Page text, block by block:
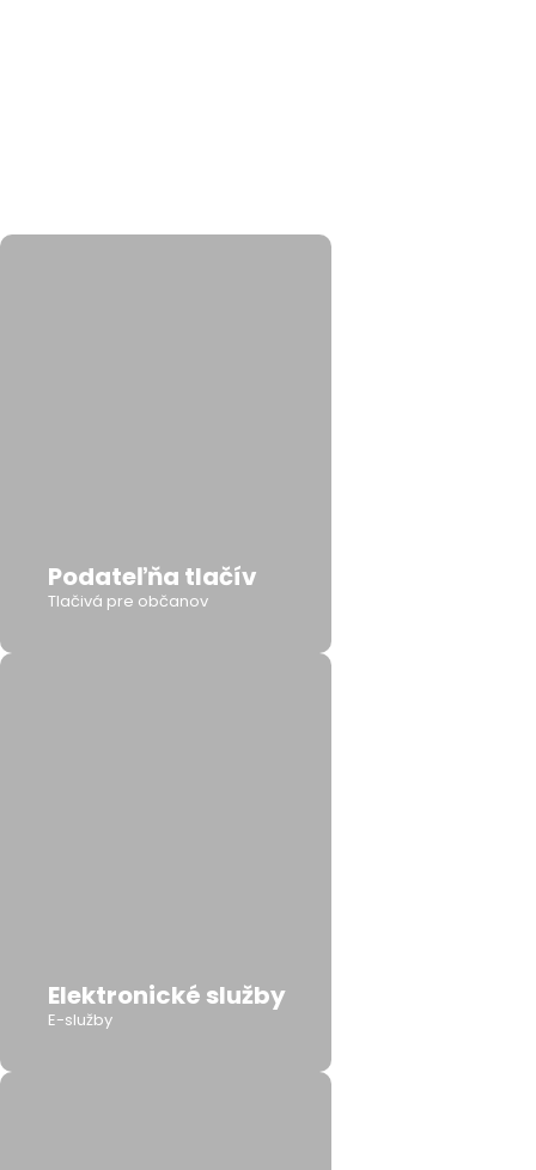
Podateľňa tlačív
Tlačivá pre občanov
Elektronické služby
E-služby